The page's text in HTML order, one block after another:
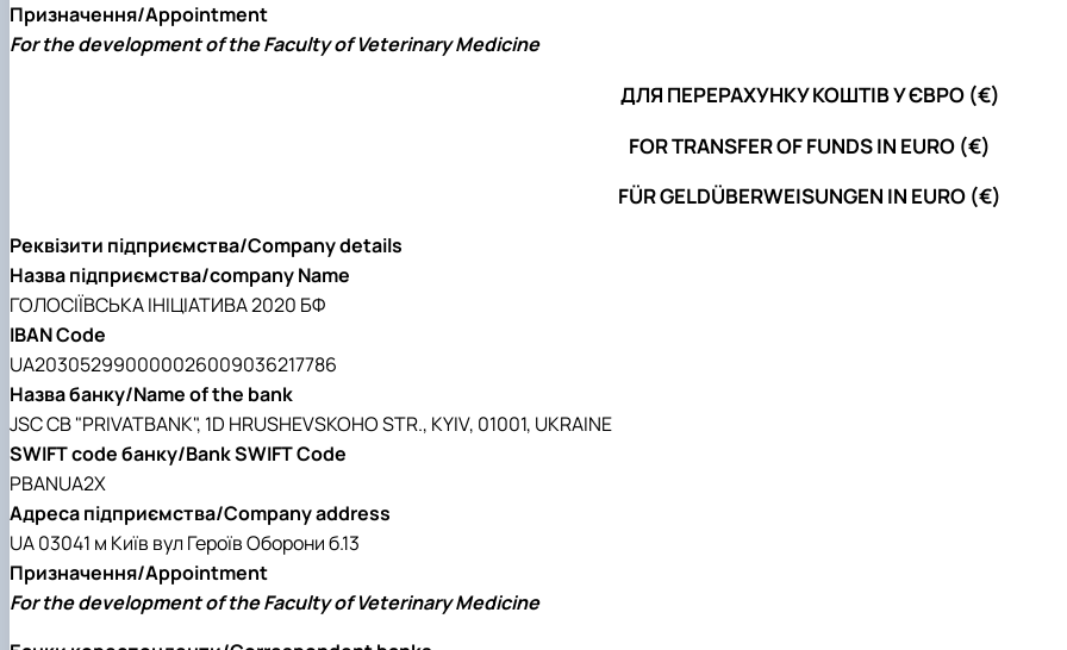
Призначення/Appointment
For the development of the Faculty of Veterinary Medicine
ДЛЯ ПЕРЕРАХУНКУ КОШТІВ У ЄВРО (€)
FOR TRANSFER OF FUNDS IN EURO (€)
FÜR GELDÜBERWEISUNGEN IN EURO (€)
Реквізити підприємства/Company details
Назва підприємства/company Name
ГОЛОСIЇВСЬКА IНIЦIАТИВА 2020 БФ
IBAN Code
UA203052990000026009036217786
Назва банку/Name of the bank
JSC CB "PRIVATBANK", 1D HRUSHEVSKOHO STR., KYIV, 01001, UKRAINE
SWIFT code банку/Bank SWIFT Code
PBANUA2X
Адреса підприємства/Company address
UA 03041 м Київ вул Героїв Оборони б.13
Призначення/Appointment
For the development of the Faculty of Veterinary Medicine